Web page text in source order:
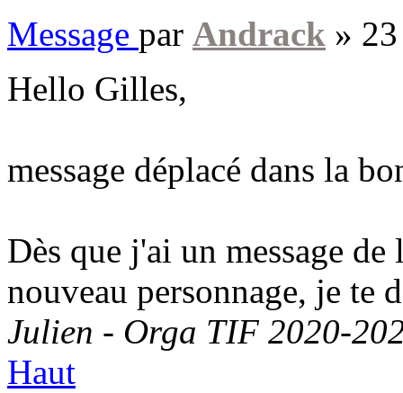
Message par Andrack »
Hello Gilles,
message déplacé dans la
Dès que j'ai un message
nouveau personnage, je te
Julien - Orga TIF 2020-
Haut